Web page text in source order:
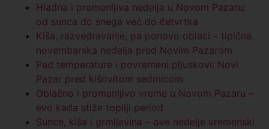
Hladna i promenljiva nedelja u Novom Pazaru:
od sunca do snega već do četvrtka
Kiša, razvedravanje, pa ponovo oblaci – tipična
novembarska nedelja pred Novim Pazarom
Pad temperature i povremeni pljuskovi: Novi
Pazar pred kišovitom sedmicom
Oblačno i promenljivo vreme u Novom Pazaru –
evo kada stiže topliji period
Sunce, kiša i grmljavina – ove nedelje vremenski